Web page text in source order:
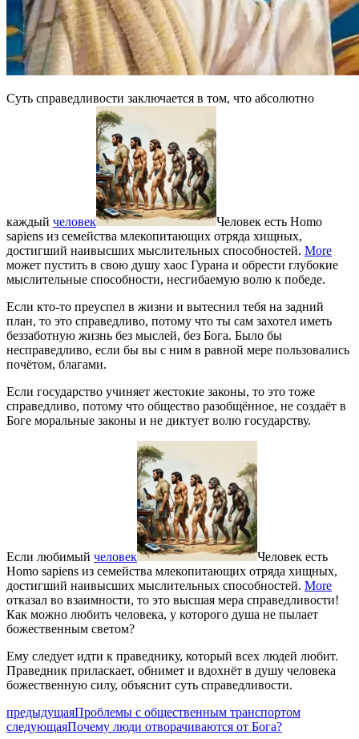
Суть справедливости заключается в том, что абсолютно
каждый человек
Человек есть Homo
sapiens из семейства млекопитающих отряда хищных,
достигший наивысших мыслительных способностей. More
может пустить в свою душу хаос Гурана и обрести глубокие
мыслительные способности, несгибаемую волю к победе.
Если кто-то преуспел в жизни и вытеснил тебя на задний
план, то это справедливо, потому что ты сам захотел иметь
беззаботную жизнь без мыслей, без Бога. Было бы
несправедливо, если бы вы с ним в равной мере пользовались
почётом, благами.
Если государство учиняет жестокие законы, то это тоже
справедливо, потому что общество разобщённое, не создаёт в
Боге моральные законы и не диктует волю государству.
Если любимый человек
Человек есть
Homo sapiens из семейства млекопитающих отряда хищных,
достигший наивысших мыслительных способностей. More
отказал во взаимности, то это высшая мера справедливости!
Как можно любить человека, у которого душа не пылает
божественным светом?
Ему следует идти к праведнику, который всех людей любит.
Праведник приласкает, обнимет и вдохнёт в душу человека
божественную силу, объяснит суть справедливости.
предыдущаяПроблемы с общественным транспортом
следующаяПочему люди отворачиваются от Бога?